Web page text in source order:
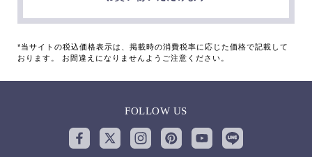
*当サイトの税込価格表示は、掲載時の消費税率に応じた価格で記載して
おります。 お間違えになりませんようご注意ください。
FOLLOW US